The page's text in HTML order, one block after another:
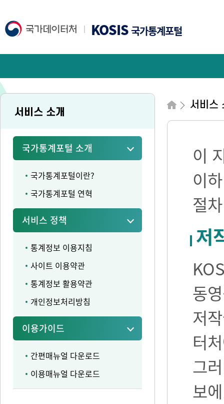
KOSIS국가통계포털
서비스 소개
국가통계포털 소개
국가통계포털이란?
국가통계포털 연혁
서비스 정책
통계정보 이용지침
사이트 이용약관
통계정보 활용약관
개인정보처리방침
이용가이드
간편매뉴얼 다운로드
이용매뉴얼 다운로드
서비스
이
이
절
저
동
저
터
그
보